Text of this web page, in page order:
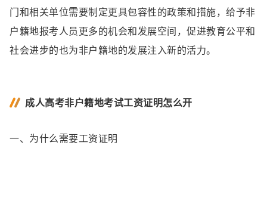
门和相关单位需要制定更具包容性的政策和措施，给予非
户籍地报考人员更多的机会和发展空间，促进教育公平和
社会进步的也为非户籍地的发展注入新的活力。
成人高考非户籍地考试工资证明怎么开
一、为什么需要工资证明